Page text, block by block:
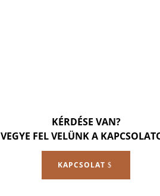
KÉRDÉSE VAN?
VEGYE FEL VELÜNK A
KAPCSOLAT